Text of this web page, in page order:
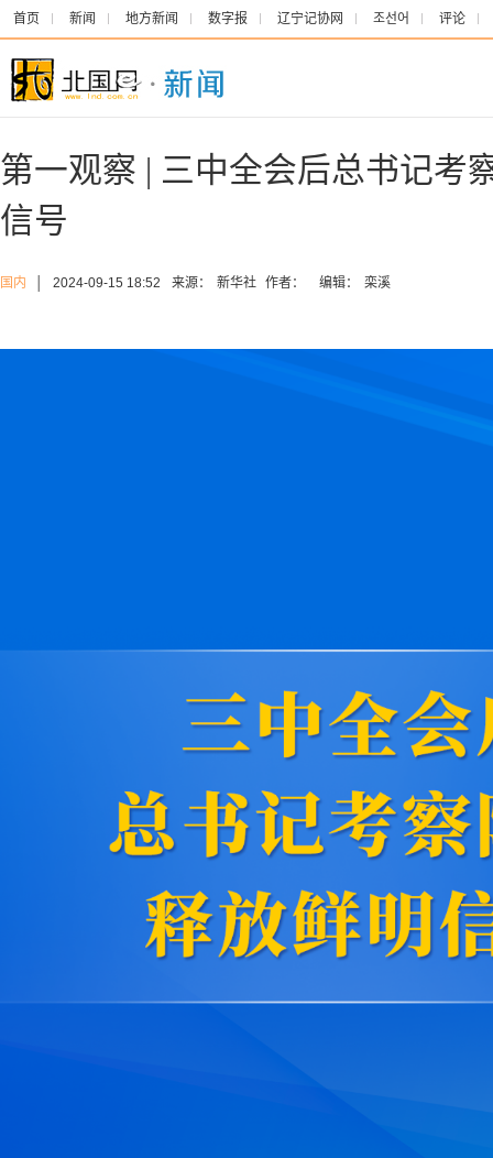
首页 新闻 地方新闻 数字报 辽宁记协网 조선어 评论
第一观察 | 三中全会后总书记考
信号
国内 2024-09-15 18:52 来源： 新华社 作者： 编辑： 栾溪